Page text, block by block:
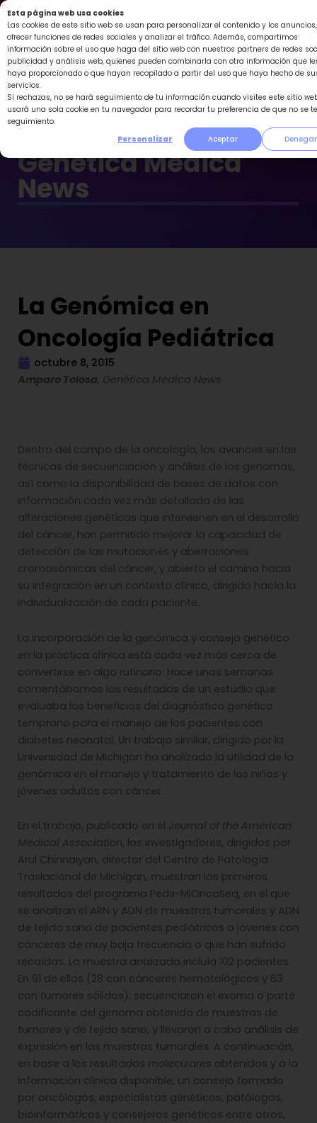
Esta página web usa cookies
Las cookies de este sitio web se usan para personalizar el contenido y los anuncios,
ofrecer funciones de redes sociales y analizar el tráfico. Además, compartimos
información sobre el uso que haga del sitio web con nuestros partners de redes
publicidad y análisis web, quienes pueden combinarla con otra información que
haya proporcionado o que hayan recopilado a partir del uso que haya hecho de
servicios.
Si rechazas, no se hará seguimiento de tu información cuando visites este sitio
usará una sola cookie en tu navegador para recordar tu preferencia de que no se
seguimiento.
Personalizar
Aceptar Denegar
Ir
al
contenido
Genética Médica
News
La Genómica en
Oncología Pediátrica
octubre 8, 2015
Amparo Tolosa, Genética Médica News
Dentro del campo de la oncología, los avances en las
técnicas de secuenciación y análisis de los genomas,
así como la disponibilidad de bases de datos con
información cada vez más detallada de las
alteraciones genéticas que intervienen en el desarrollo
del cáncer, han permitido mejorar la capacidad de
detección de las mutaciones y aberraciones
cromosómicas del cáncer, y abierto el camino hacia
su integración en un contexto clínico, dirigido hacía la
individualización de cada paciente.
La incorporación de la genómica y consejo genético
en la práctica clínica está cada vez más cerca de
convertirse en algo rutinario. Hace unas semanas
comentábamos los resultados de un estudio que
evaluaba los beneficios del diagnóstico genético
temprano para el manejo de los pacientes con
diabetes neonatal. Un trabajo similar, dirigido por la
Universidad de Michigan ha analizado la utilidad de la
genómica en el manejo y tratamiento de los niños y
jóvenes adultos con cáncer.
En el trabajo, publicado en el Journal of the American
Medical Association, los investigadores, dirigidos por
Arul Chinnaiyan, director del Centro de Patología
Traslacional de Michigan, muestran los primeros
resultados del programa Peds-MiOncoSeq, en el que
se analizan el ARN y ADN de muestras tumorales y ADN
de tejido sano de pacientes pediátricos o jóvenes con
cánceres de muy baja frecuencia o que han sufrido
recaídas. La muestra analizada incluía 102 pacientes.
En 91 de ellos (28 con cánceres hematológicos y 63
con tumores sólidos), secuenciaron el exoma o parte
codificante del genoma obtenido de muestras de
tumores y de tejido sano, y llevaron a cabo análisis de
expresión en las muestras tumorales. A continuación,
en base a los resultados moleculares obtenidos y a la
información clínica disponible, un consejo formado
por oncólogos, especialistas genéticos, patólogos,
bioinformáticos y consejeros genéticos entre otros,